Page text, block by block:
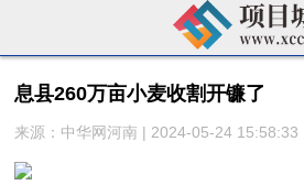
​息县260万亩小麦收割开镰了
来源：中华网河南 | 2024-05-24 15:58:33